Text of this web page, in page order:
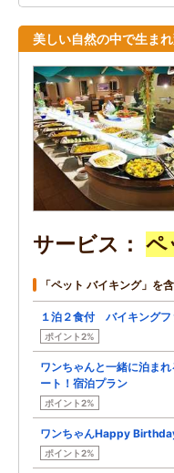
美しい自然の中で生ま
サービス ペ
「ペット バイキング」を
１泊２食付 バイキングフ
ポイント2%
ワンちゃんと一緒に泊ま
ート！宿泊プラン
ポイント2%
ワンちゃんHappy
ポイント2%